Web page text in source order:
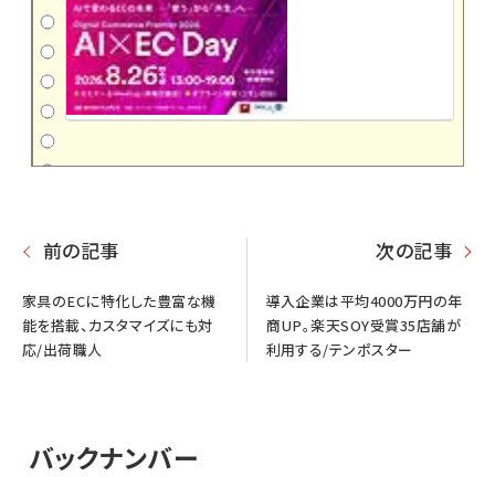
前の記事
家具のECに特化した豊富な機
能を搭載、カスタマイズにも対
応/出荷職人
次の記事
導入企業は平均4000万円の年
商UP。楽天SOY受賞35店舗が
利用する/テンポスター
バックナンバー